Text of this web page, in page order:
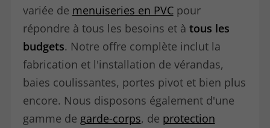
variée de menuiseries en PVCpour
répondre à tous les besoins et à tous les
budgets. Notre offre complète inclut la
fabrication et l'installation de vérandas,
baies coulissantes, portes pivot et bien plus
encore. Nous disposons également d'une
gamme de garde-corps, de protection